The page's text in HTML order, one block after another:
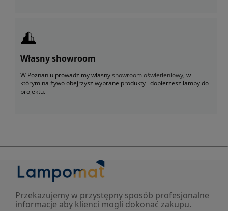
Własny showroom
W Poznaniu prowadzimy własnyshowroom oświetleniowy, w
którym na żywo obejrzysz wybrane produkty i dobierzesz lampy do
projektu.
Przekazujemy w przystępny sposób profesjonalne
informacje aby klienci mogli dokonać zakupu.